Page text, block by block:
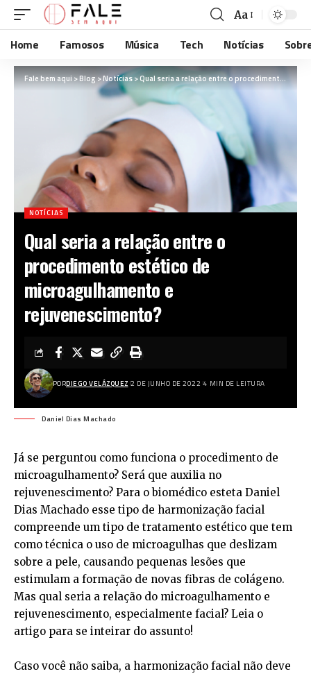
Aa
Home Famosos Música Tech Notícias
Fale bem aqui>Blog>Notícias>Qual seria a relação entre o procedimento estético de microagulhamento e rejuvenescimento?
NOTÍCIAS
Qual seria a relação entre o
procedimento estético de
microagulhamento e
rejuvenescimento?
PORDIEGO VELÁZQUEZ 2 DE JUNHO DE 2022 4 MIN DE LEITURA
Daniel Dias Machado
Já se perguntou como funciona o procedimento de
microagulhamento? Será que auxilia no
rejuvenescimento? Para o biomédico esteta Daniel
Dias Machado esse tipo de harmonização facial
compreende um tipo de tratamento estético que tem
como técnica o uso de microagulhas que deslizam
sobre a pele, causando pequenas lesões que
estimulam a formação de novas fibras de colágeno.
Mas qual seria a relação do microagulhamento e
rejuvenescimento, especialmente facial? Leia o
artigo para se inteirar do assunto!
Caso você não saiba, a harmonização facial não deve